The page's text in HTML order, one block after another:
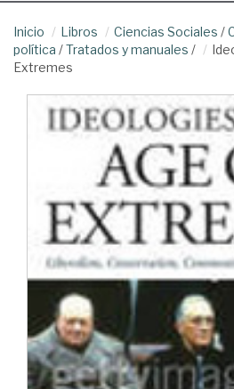
Inicio Libros Ciencias Sociales /
política /Tratados y manuales /
Extremes